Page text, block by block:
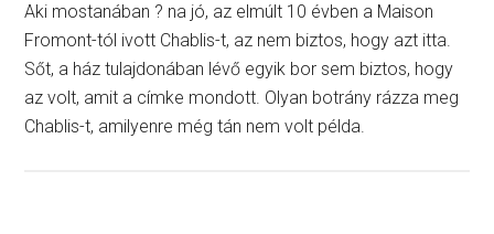
Aki mostanában ? na jó, az elmúlt 10 évben a Maison
Fromont-tól ivott Chablis-t, az nem biztos, hogy azt itta.
Sőt, a ház tulajdonában lévő egyik bor sem biztos, hogy
az volt, amit a címke mondott. Olyan botrány rázza meg
Chablis-t, amilyenre még tán nem volt példa.